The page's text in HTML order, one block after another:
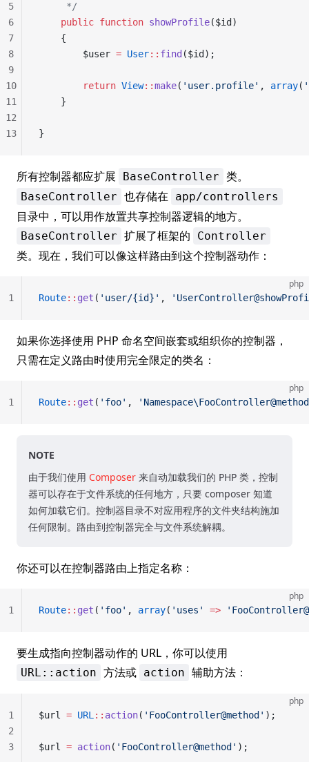
	 */
	public
function showProfile($id)
	{
		$user
= User:: find ($id);
		return
View::make( 'user.profile' , array(
	}
}
5
6
7
8
9
10
11
12
13
所有控制器都应扩展 BaseController 类。
BaseController 也存储在 app/controllers
目录中，可以用作放置共享控制器逻辑的地方。
BaseController 扩展了框架的 Controller
类。现在，我们可以像这样路由到这个控制器动作：
php
Route:: get ( 'user/{id}' ,
1
如果你选择使用 PHP 命名空间嵌套或组织你的控制器，
只需在定义路由时使用完全限定的类名：
php
Route:: get ( 'foo' ,
1
NOTE
由于我们使用 Composer 来自动加载我们的 PHP 类，控制
器可以存在于文件系统的任何地方，只要 composer 知道
如何加载它们。控制器目录不对应用程序的文件夹结构施加
任何限制。路由到控制器完全与文件系统解耦。
你还可以在控制器路由上指定名称：
php
Route:: get ( 'foo' , array( 'uses' =>
1
要生成指向控制器动作的 URL，你可以使用
URL::action 方法或 action 辅助方法：
php
$url = URL :: action( 'FooController@method' );
$url = action( 'FooController@method' );
1
2
3